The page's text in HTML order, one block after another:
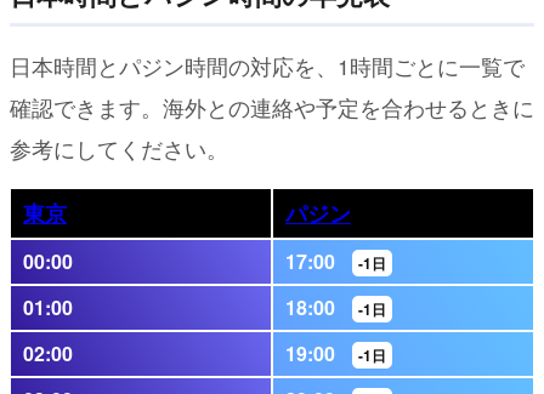
日本時間とパジン時間の対応を、1時間ごとに一覧で
確認できます。海外との連絡や予定を合わせるときに
参考にしてください。
東京 パジン
00:00 17:00 -1日
01:00 18:00 -1日
02:00 19:00 -1日